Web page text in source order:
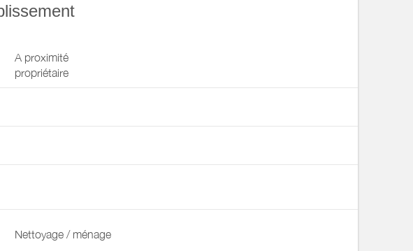
A proximité
propriétaire
Nettoyage / ménage